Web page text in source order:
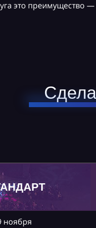
это преимущество
ноября